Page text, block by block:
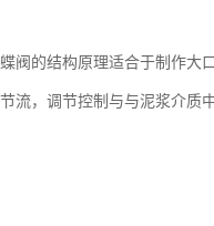
阀的结构原理适合于制作大
，调节控制与与泥浆介质